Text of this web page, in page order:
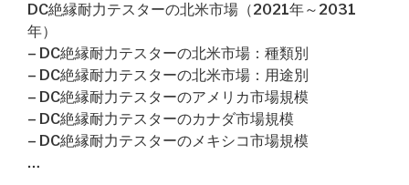
DC絶縁耐力テスターの北米市場（2021年～2031
年）
– DC絶縁耐力テスターの北米市場：種類別
– DC絶縁耐力テスターの北米市場：用途別
– DC絶縁耐力テスターのアメリカ市場規模
– DC絶縁耐力テスターのカナダ市場規模
– DC絶縁耐力テスターのメキシコ市場規模
…